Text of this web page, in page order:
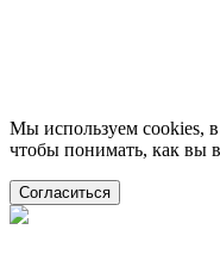
Мы используем cookies,
чтобы понимать, как вы
Согласиться